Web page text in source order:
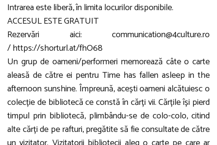
Intrarea este liberă, în limita locurilor disponibile.
ACCESUL ESTE GRATUIT
Rezervări aici: communication@4culture.ro
/https://shorturl.at/fhO68
Un grup de oameni/performeri memorează câte o carte
aleasă de către ei pentru Time has fallen asleep in the
afternoon sunshine. Împreună, acești oameni alcătuiesc o
colecție de bibliotecă ce constă în cărți vii. Cărțile își pierd
timpul prin bibliotecă, plimbându-se de colo-colo, citind
alte cărți de pe rafturi, pregătite să fie consultate de către